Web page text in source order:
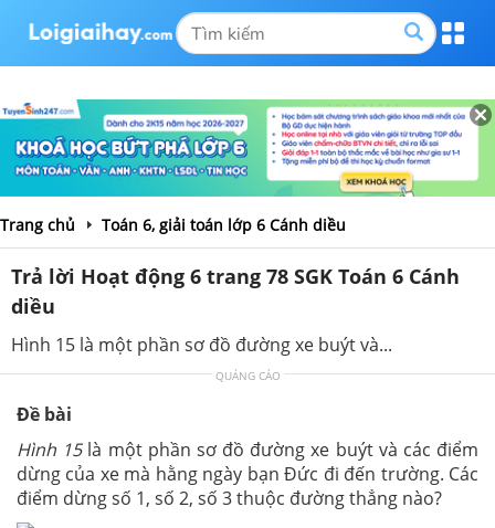
Trang chủ Toán 6, giải toán lớp 6 Cánh diều
Trả lời Hoạt động 6 trang 78 SGK Toán 6 Cánh
diều
Hình 15 là một phần sơ đồ đường xe buýt và...
QUẢNG CÁO
Đề bài
Hình 15là một phần sơ đồ đường xe buýt và các điểm
dừng của xe mà hằng ngày bạn Đức đi đến trường. Các
điểm dừng số 1, số 2, số 3 thuộc đường thẳng nào?